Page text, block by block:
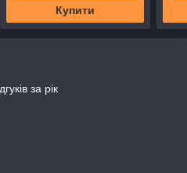
Купити
за рік